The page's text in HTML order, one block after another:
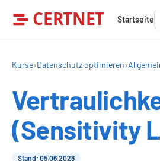
CERTNET Startseite
Kurse›Datenschutz optimieren›
(Sensitivity
Stand: 05.06.2026